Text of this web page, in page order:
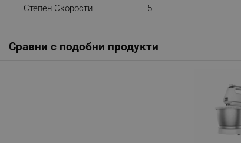
Степен Скорости 5
Сравни с подобни продукти
click_code_ps